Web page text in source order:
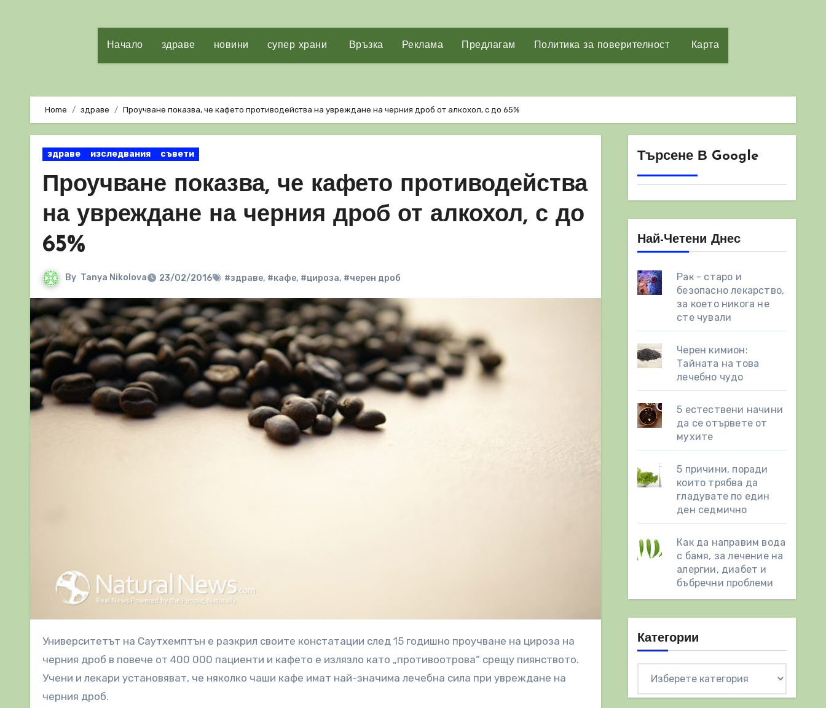
Начало здраве новини супер храни Връзка Реклама Предлагам Политика за поверителност Карта
Home здраве Проучване показва, че кафето противодейства на увреждане на черния дроб от алкохол, с до 65%
здраве изследвания съвети
Проучване показва, че кафето противодейства
на увреждане на черния дроб от алкохол, с до
65%
By Tanya Nikolova 23/02/2016 #здраве, #кафе, #цироза, #черен дроб
Университетът на Саутхемптън е разкрил своите констатации след 15 годишно проучване на цироза на
черния дроб в повече от 400 000 пациенти и кафето е излязло като „противоотрова“ срещу пиянството.
Учени и лекари установяват, че няколко чаши кафе имат най-значима лечебна сила при увреждане на
черния дроб.
Търсене В Google
Най-Четени Днес
Рак - старо и
безопасно лекарство,
за което никога не
сте чували
Черен кимион:
Тайната на това
лечебно чудо
5 естествени начини
да се отървете от
мухите
5 причини, поради
които трябва да
гладувате по един
ден седмично
Как да направим вода
с бамя, за лечение на
алергии, диабет и
бъбречни проблеми
Категории